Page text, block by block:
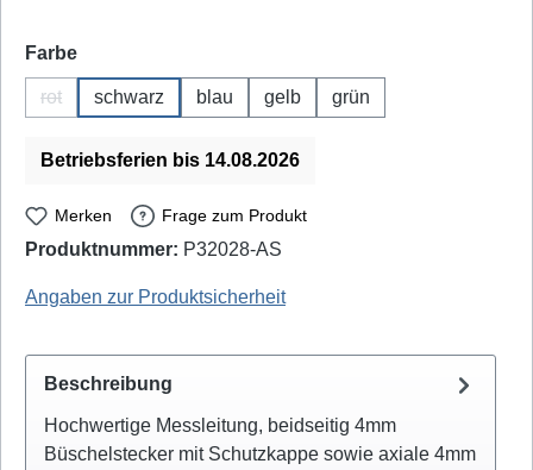
Farbeauswählen
rot
(Diese Option ist zurzeit nicht verfügbar.)
schwarz blau gelb grün
Betriebsferien bis 14.08.2026
Merken Frage zum Produkt
Produktnummer: P32028-AS
Angaben zur Produktsicherheit
Beschreibung
Hochwertige Messleitung, beidseitig 4mm
Büschelstecker mit Schutzkappe sowie axiale 4mm